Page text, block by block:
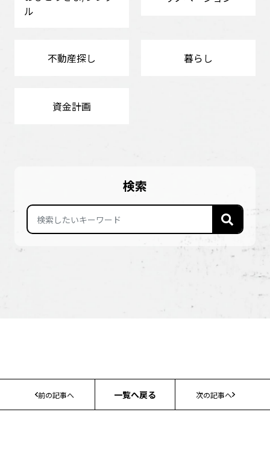
ル
不動産探し 暮らし
資金計画
検索
前の記事へ 一覧へ戻る 次の記事へ